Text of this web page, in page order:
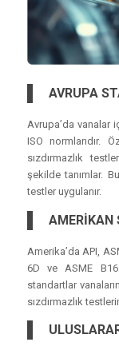
AVRUPA
Avrupa’da vanalar
ISO normlarıdır.
sızdırmazlık
şekilde tanımlar.
testler uygulanır.
AMERİKAN
Amerika’da API,
6D ve ASME
standartlar
sızdırmazlık